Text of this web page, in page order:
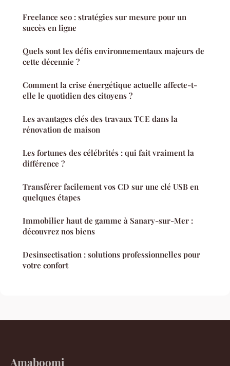
Freelance seo : stratégies sur mesure pour un
succès en ligne
Quels sont les défis environnementaux majeurs de
cette décennie ?
Comment la crise énergétique actuelle affecte-t-
elle le quotidien des citoyens ?
Les avantages clés des travaux TCE dans la
rénovation de maison
Les fortunes des célébrités : qui fait vraiment la
différence ?
Transférer facilement vos CD sur une clé USB en
quelques étapes
Immobilier haut de gamme à Sanary-sur-Mer :
découvrez nos biens
Desinsectisation : solutions professionnelles pour
votre confort
Amaboomi